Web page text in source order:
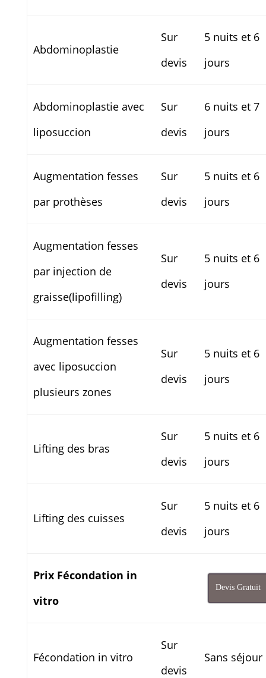
Abdominoplastie
Sur
devis
5 nuits et 6
jours
Abdominoplastie avec
liposuccion
Sur
devis
6 nuits et 7
jours
Augmentation fesses
par prothèses
Sur
devis
5 nuits et 6
jours
Augmentation fesses
par injection de
graisse(lipofilling)
Sur
devis
5 nuits et 6
jours
Augmentation fesses
avec liposuccion
plusieurs zones
Sur
devis
5 nuits et 6
jours
Lifting des bras
Sur
devis
5 nuits et 6
jours
Lifting des cuisses
Sur
devis
5 nuits et 6
jours
Prix Fécondation in
vitro
Devis Gratuit
Fécondation in vitro
Sur
devis
Sans séjour